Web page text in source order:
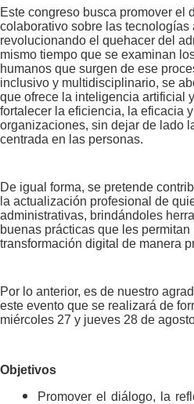
Este congreso busca promover el
colaborativo sobre las tecnologías
revolucionando el quehacer del
mismo tiempo que se examinan
humanos que surgen de ese
inclusivo y multidisciplinario, se
que ofrece la inteligencia artificial
fortalecer la eficiencia, la eficacia
organizaciones, sin dejar de lado
centrada en las personas.
De igual forma, se pretende
la actualización profesional de
administrativas, brindándoles
buenas prácticas que les
transformación digital de manera
Por lo anterior, es de nuestro
este evento que se realizará de
miércoles 27 y jueves 28 de
Objetivos
Promover el diálogo, la